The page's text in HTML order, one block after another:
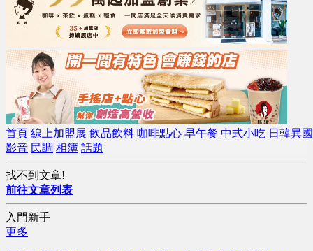
首頁 線上加盟展 飲品飲料 咖啡點心 早午餐 中式小吃 日韓異國
影音 民調 相簿 話題
找不到文章!
前往文章列表
入門新手
更多